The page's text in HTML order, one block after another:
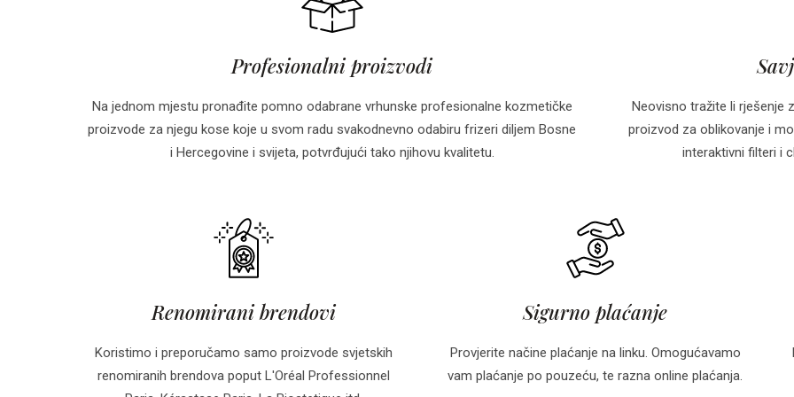
Profesionalni proizvodi
Na jednom mjestu pronađite pomno odabrane vrhunske profesionalne kozmetičke
proizvode za njegu kose koje u svom radu svakodnevno odabiru frizeri diljem Bosne
i Hercegovine i svijeta, potvrđujući tako njihovu kvalitetu.
Neovisno tražite li rješenje
proizvod za oblikovanje i
interaktivni filteri i
Renomirani brendovi
Koristimo i preporučamo samo proizvode svjetskih
renomiranih brendova poput L'Oréal Professionnel
Sigurno plaćanje
Provjerite načine plaćanje na linku. Omogućavamo
vam plaćanje po pouzeću, te razna online plaćanja.